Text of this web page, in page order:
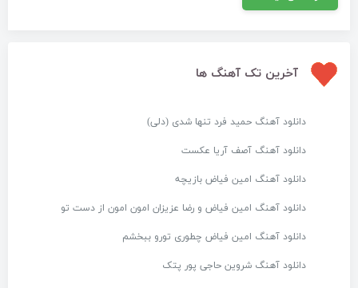
آخرین تک آهنگ ها
دانلود آهنگ حمید فرد تنها شدی (دلی)
دانلود آهنگ آصف آریا عکست
دانلود آهنگ امین فیاض بازیچه
دانلود آهنگ امین فیاض و رضا عزیزان امون امون از دست تو
دانلود آهنگ امین فیاض چطوری تورو ببخشم
دانلود آهنگ شروین حاجی پور پتک